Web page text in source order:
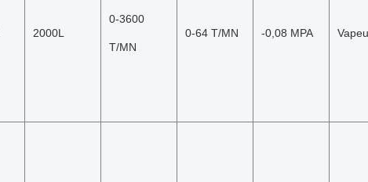
2000L
0-3600
T/MN
0-64 T/MN -0,08 MPA